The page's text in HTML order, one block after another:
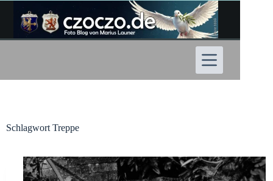
Inhalt
springen
Schlagwort Treppe